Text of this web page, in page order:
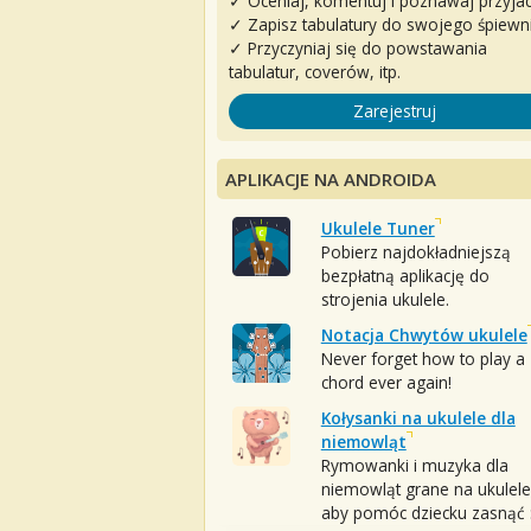
✓ Zapisz tabulatury do swojego
✓ Przyczyniaj się do powstawania
tabulatur, coverów, itp.
Zarejestruj
APLIKACJE NA ANDROIDA
Ukulele Tuner
Pobierz najdokładniejszą
bezpłatną aplikację do
strojenia ukulele.
Notacja Chwytów ukulele
Never forget how to play a
chord ever again!
Kołysanki na ukulele dla
niemowląt
Rymowanki i muzyka dla
niemowląt grane na
aby pomóc dziecku zasnąć